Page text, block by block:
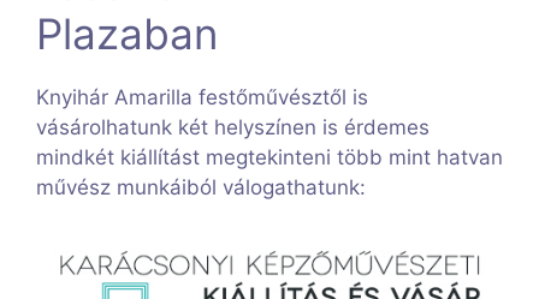
Plazaban
Knyihár Amarilla festőművésztől is
vásárolhatunk két helyszínen is érdemes
mindkét kiállítást megtekinteni több mint hatvan
művész munkáiból válogathatunk: